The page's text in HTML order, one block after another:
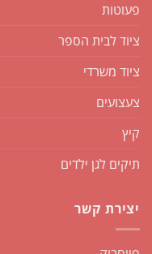
פעוטות
ציוד לבית הספר
ציוד משרדי
צעצועים
קיץ
תיקים לגן ילדים
יצירת קשר